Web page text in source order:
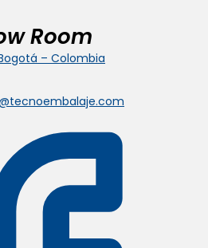
Room
– Colombia